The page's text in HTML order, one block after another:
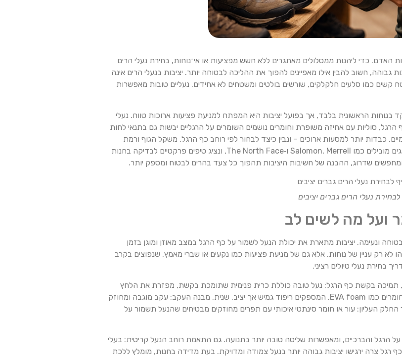
האדם. כדי ליהנות ממסלולים מאתגרים ללא חשש מפציעות או אי־נוחות, בחירת נעלי הרים
חשוב להבין אילו מאפיינים להפוך את ההליכה לבטוחה יותר. יציבות בנעלי הרים אינה
קשים כמו סלעים חלקלקים, שורשים בולטים ומשטחים לא אחידים. נעליים טובות מאפשרות
הראשונית בלבד, אך בפועל יציבות היא המפתח למניעת פציעות ארוכות טווח. נעלי
סוליות עם אחיזה משופרת וחומרים נושמים השומרים על הרגליים יבשות גם בתנאי לחות
כבדות יותר למסעות ארוכים – ונבין כיצד לבחור לפי רוחב כף הרגל, משקל הגוף ורמת
הקושי של המסלול. בנוסף, נסקור בקצרה מאפיינים בולטים בדגמים של מותגים מובילים כמו Salomon, Merrell ו‑The North Face, ונציג טיפים פרקטיים לבדיקה בחנות
המחפשים שדרוג, ההבנה של חשיבות היציבות תהפוך כל צעד בהרים לבטוח ומספק יותר.
נעלי הרים גברים יציבים
ועל מה לשים לב
ונעימה. יציבות מתארת את יכולת הנעל לשמור על כף הרגל במצב מאוזן ומוגן בזמן
לא רק עניין של נוחות, אלא גם של מניעת פציעות כמו נקעים או שברי מאמץ, שנפוצים בקרב
בחירת נעלי טיולים רציני.
תמיכה בקשת כף הרגל: נעל טובה כוללת כרית פנימית שתומכת בקשת, מפזרת את הלחץ
באופן שווה ומפחיתה עייפות גם לאחר שעות הליכה. מותגים רבים משלבים חומרים כמו EVA foam, המספקים ריפוד גמיש אך יציב. שנית, מבנה העקב: עקב מוגבה ומחוזק
העליון: עור או חומר סינתטי איכותי עם תפרים מחוזקים מבטיחים שהנעל תשמור על
הרגל והברכיים, ומאפשרות שליטה טובה יותר בתנועה. גם התאמת רוחב הנעל קריטית: בעלי
רגל צרה ירגישו יציבות גבוהה יותר בנעל צמודה ומדויקת. בעת מדידה בחנות, מומלץ ללכת